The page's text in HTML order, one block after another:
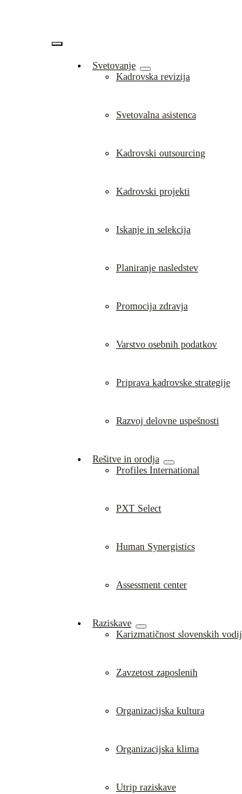
navigacijo
Svetovanje
Kadrovska revizija
Svetovalna asistenca
Kadrovski outsourcing
Kadrovski projekti
Iskanje in selekcija
Planiranje nasledstev
Promocija zdravja
Varstvo osebnih podatkov
Priprava kadrovske strategije
Razvoj delovne uspešnosti
Rešitve in orodja
Profiles International
PXT Select
Human Synergistics
Assessment center
Raziskave
Karizmatičnost slovenskih vodij
Zavzetost zaposlenih
Organizacijska kultura
Organizacijska klima
Utrip raziskave